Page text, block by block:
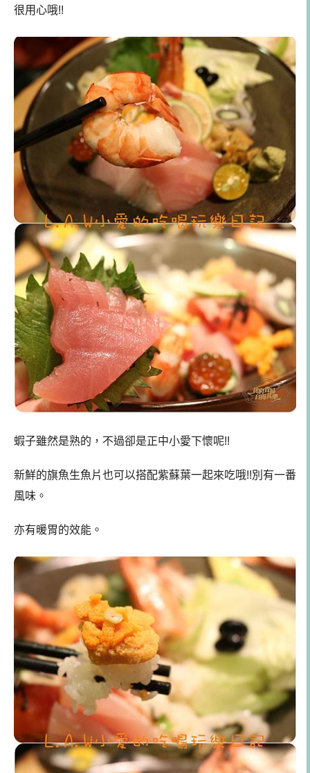
很用心哦!!
蝦子雖然是熟的，不過卻是正中小愛下懷呢!!
新鮮的旗魚生魚片也可以搭配紫蘇葉一起來吃哦!!別有一番
風味。
亦有暖胃的效能。